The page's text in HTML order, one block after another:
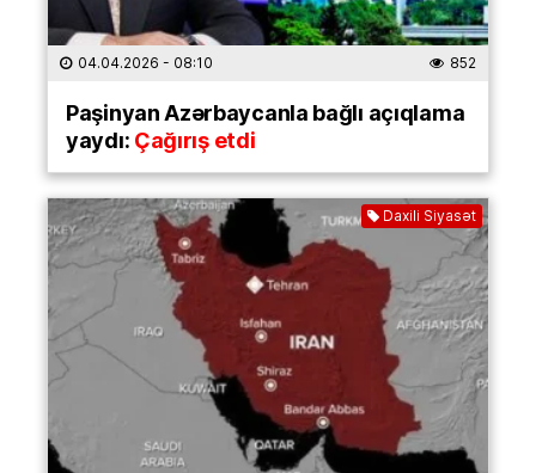
04.04.2026 - 08:10 852
Paşinyan Azərbaycanla bağlı açıqlama
yaydı:Çağırış etdi
Daxili Siyasət